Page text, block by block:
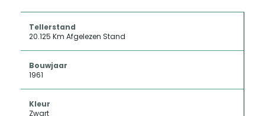
Tellerstand
20.125 Km Afgelezen Stand
Bouwjaar
1961
Kleur
Zwart